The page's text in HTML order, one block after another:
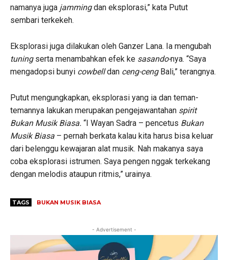
namanya juga jammingdan eksplorasi,” kata Putut
sembari terkekeh.
Eksplorasi juga dilakukan oleh Ganzer Lana. Ia mengubah
tuning serta menambahkan efek ke sasando-nya. “Saya
mengadopsi bunyi cowbelldan ceng-ceng Bali,” terangnya.
Putut mengungkapkan, eksplorasi yang ia dan teman-
temannya lakukan merupakan pengejawantahan spirit
Bukan Musik Biasa. “I Wayan Sadra – pencetus Bukan
Musik Biasa – pernah berkata kalau kita harus bisa keluar
dari belenggu kewajaran alat musik. Nah makanya saya
coba eksplorasi istrumen. Saya pengen nggak terkekang
dengan melodis ataupun ritmis,” urainya.
TAGS BUKAN MUSIK BIASA
- Advertisement -